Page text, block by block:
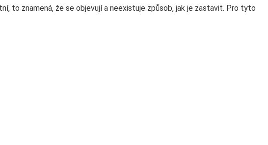
to znamená, že se objevují a neexistuje způsob, jak je zastavit. Pro tyto